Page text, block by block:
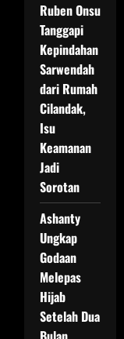
Ruben Onsu
Tanggapi
Kepindahan
Sarwendah
dari Rumah
Cilandak,
Isu
Keamanan
Jadi
Sorotan
Ashanty
Ungkap
Godaan
Melepas
Hijab
Setelah Dua